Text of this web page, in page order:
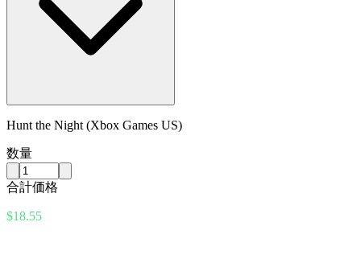
Hunt the Night (Xbox Games US)
数量
合計価格
$18.55